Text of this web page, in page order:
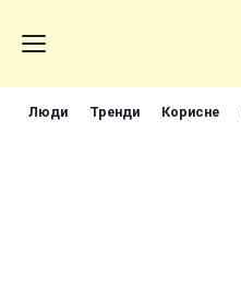
Люди Тренди Корисне